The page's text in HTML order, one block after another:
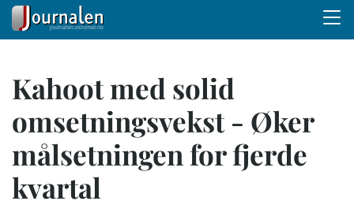
hovedinnhold
Kahoot med solid
omsetningsvekst - Øker
målsetningen for fjerde
kvartal